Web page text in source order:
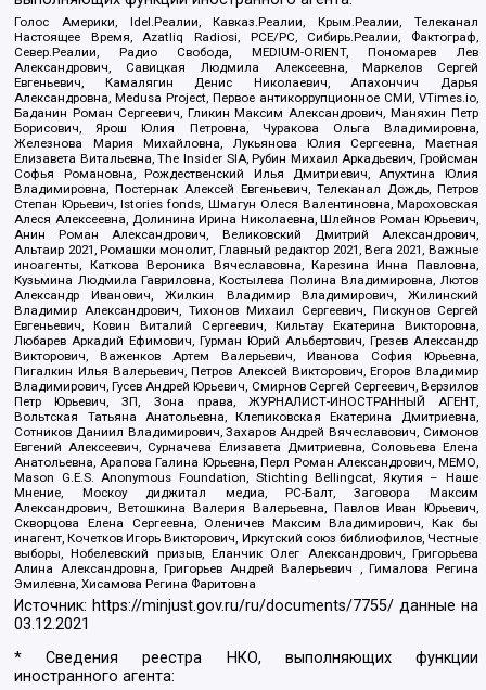
Голос Америки, Idel.Реалии, Кавказ.Реалии, Крым.Реалии, Телеканал
Настоящее Время, Azatliq Radiosi, PCE/PC, Сибирь.Реалии, Фактограф,
Север.Реалии, Радио Свобода, MEDIUM-ORIENT, Пономарев Лев
Александрович, Савицкая Людмила Алексеевна, Маркелов Сергей
Евгеньевич, Камалягин Денис Николаевич, Апахончич Дарья
Александровна, Medusa Project, Первое антикоррупционное СМИ, VTimes.io,
Баданин Роман Сергеевич, Гликин Максим Александрович, Маняхин Петр
Борисович, Ярош Юлия Петровна, Чуракова Ольга Владимировна,
Железнова Мария Михайловна, Лукьянова Юлия Сергеевна, Маетная
Елизавета Витальевна, The Insider SIA, Рубин Михаил Аркадьевич, Гройсман
Софья Романовна, Рождественский Илья Дмитриевич, Апухтина Юлия
Владимировна, Постернак Алексей Евгеньевич, Телеканал Дождь, Петров
Степан Юрьевич, Istories fonds, Шмагун Олеся Валентиновна, Мароховская
Алеся Алексеевна, Долинина Ирина Николаевна, Шлейнов Роман Юрьевич,
Анин Роман Александрович, Великовский Дмитрий Александрович,
Альтаир 2021, Ромашки монолит, Главный редактор 2021, Вега 2021, Важные
иноагенты, Каткова Вероника Вячеславовна, Карезина Инна Павловна,
Кузьмина Людмила Гавриловна, Костылева Полина Владимировна, Лютов
Александр Иванович, Жилкин Владимир Владимирович, Жилинский
Владимир Александрович, Тихонов Михаил Сергеевич, Пискунов Сергей
Евгеньевич, Ковин Виталий Сергеевич, Кильтау Екатерина Викторовна,
Любарев Аркадий Ефимович, Гурман Юрий Альбертович, Грезев Александр
Викторович, Важенков Артем Валерьевич, Иванова София Юрьевна,
Пигалкин Илья Валерьевич, Петров Алексей Викторович, Егоров Владимир
Владимирович, Гусев Андрей Юрьевич, Смирнов Сергей Сергеевич, Верзилов
Петр Юрьевич, ЗП, Зона права, ЖУРНАЛИСТ-ИНОСТРАННЫЙ АГЕНТ,
Вольтская Татьяна Анатольевна, Клепиковская Екатерина Дмитриевна,
Сотников Даниил Владимирович, Захаров Андрей Вячеславович, Симонов
Евгений Алексеевич, Сурначева Елизавета Дмитриевна, Соловьева Елена
Анатольевна, Арапова Галина Юрьевна, Перл Роман Александрович, МЕМО,
Mason G.E.S. Anonymous Foundation, Stichting Bellingcat, Якутия – Наше
Мнение, Москоу диджитал медиа, РС-Балт, Заговора Максим
Александрович, Ветошкина Валерия Валерьевна, Павлов Иван Юрьевич,
Скворцова Елена Сергеевна, Оленичев Максим Владимирович, Как бы
инагент, Кочетков Игорь Викторович, Иркутский союз библиофилов, Честные
выборы, Нобелевский призыв, Еланчик Олег Александрович, Григорьева
Алина Александровна, Григорьев Андрей Валерьевич , Гималова Регина
Эмилевна, Хисамова Регина Фаритовна
Источник: https://minjust.gov.ru/ru/documents/7755/ данные на
03.12.2021
* Сведения реестра НКО, выполняющих функции
иностранного агента: